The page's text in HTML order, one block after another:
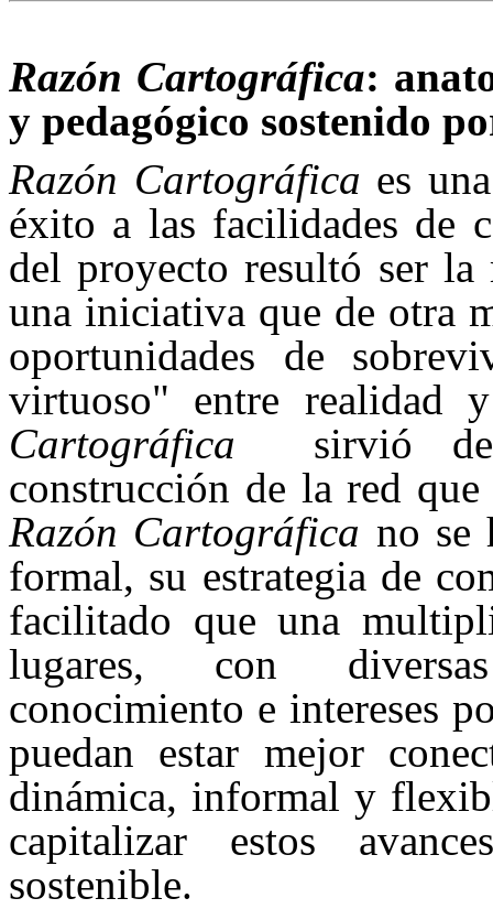
Razón Cartográfica:
y pedagógico sostenido
Razón Cartográfica es
éxito a las facilidades de
del proyecto resultó ser
una iniciativa que de otra
oportunidades de
virtuoso" entre
Cartográfica sirvió de
construcción de la red
Razón Cartográfica no se
formal, su estrategia de
facilitado que una
lugares, con
conocimiento e intereses
puedan estar mejor
dinámica, informal y
capitalizar estos
sostenible.